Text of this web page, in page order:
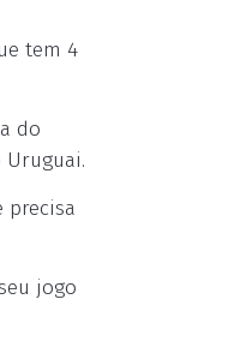
tem 4
do
Uruguai.
precisa
jogo